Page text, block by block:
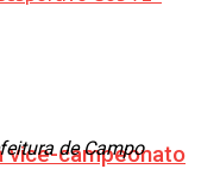
vice-campeonato
de Campo